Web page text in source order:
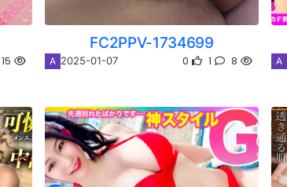
15
FC2PPV-1734699
A 2025-01-07 0 1 8 A